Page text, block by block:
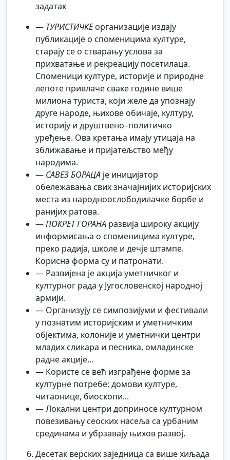
задатак
— ТУРИСТИЧКЕорганизације издају
публикације о споменицима културе,
старају се о стварању услова за
прихватање и рекреацију посетилаца.
Споменици културе, историје и природне
лепоте привлаче сваке године више
милиона туриста, који желе да упознају
друге народе, њихове обичаје, културу,
историју и друштвено–политичко
уређење. Ова кретања имају утицаја на
зближавање и пријатељство међу
народима.
— САВЕЗ БОРАЦА је иницијатор
обележавања свих значајнијих историјских
места из народноослободилачке борбе и
ранијих ратова.
—ПОКРЕТ ГОРАНА развија широку акцију
информисања о споменицима културе,
преко радија, школе и дечје штампе.
Корисна форма су и патронати.
— Развијена је акција уметничког и
културног рада у Југословенској народној
армији.
— Организују се симпозијуми и фестивали
у познатим историјским и уметничким
објектима, колоније и уметнички центри
младих сликара и песника, омладинске
радне акције...
— Користе се већ изграђене форме за
културне потребе: домови културе,
читаонице, биоскопи...
— Локални центри доприносе културном
повезивању сеоских насеља са урбаним
срединама и убрзавају њихов развој.
Десетак верских заједница са више хиљада